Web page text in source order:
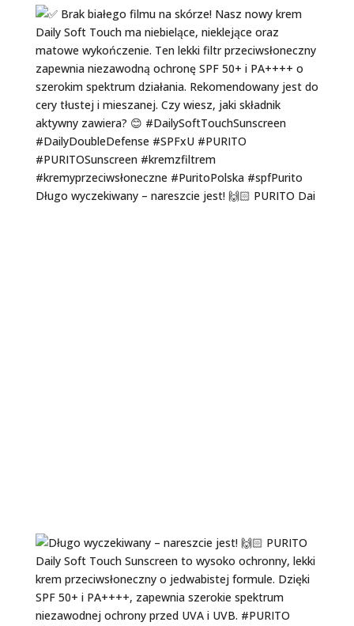
Długo wyczekiwany – nareszcie jest! 🙌🏻 PURITO Dai